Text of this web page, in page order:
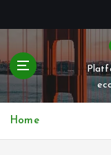
t
c
Home